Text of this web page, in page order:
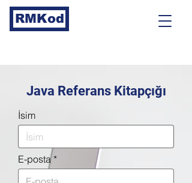
RMKod
Java Referans Kitapçığı
İsim
E-posta